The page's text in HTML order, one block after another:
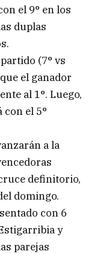
el 9° en los
duplas
(7° vs
el ganador
al 1°. Luego,
con el 5°
a la
definitorio,
domingo.
con 6
y
parejas